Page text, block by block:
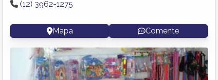
(12) 3962-1275
Mapa Comente